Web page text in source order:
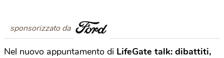
sponsorizzato da
Nel nuovo appuntamento di LifeGate talk: dibattiti,